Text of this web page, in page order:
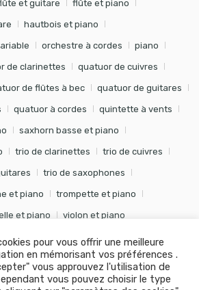
et guitare flûte et piano
hautbois et piano
orchestre à cordes piano
de clarinettes quatuor de cuivres
de flûtes à bec quatuor de guitares
quatuor à cordes quintette à vents
saxhorn basse et piano
trio de clarinettes trio de cuivres
trio de saxophones
et piano trompette et piano
et piano violon et piano
- Tous droits réservés - Conception Khalid
pour vous offrir une meilleure
en mémorisant vos préférences .
vous approuvez l'utilisation de
vous pouvez choisir le type